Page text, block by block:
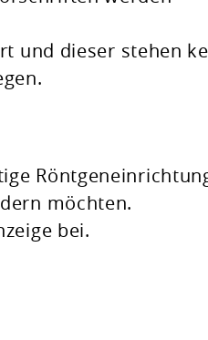
und dieser stehen
möchten.
bei.